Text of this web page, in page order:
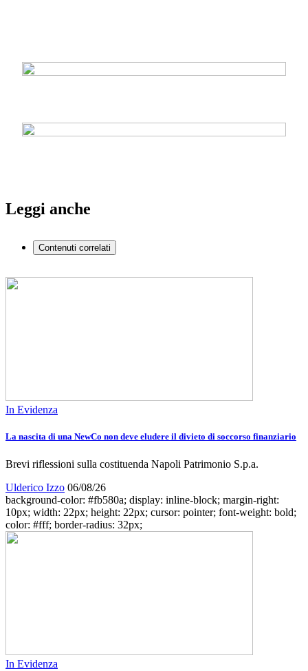
Leggi anche
Contenuti correlati
In Evidenza
La nascita di una NewCo non deve eludere il divieto di soccorso finanziario
Brevi riflessioni sulla costituenda Napoli Patrimonio S.p.a.
Ulderico Izzo 06/08/26
background-color: #fb580a; display: inline-block; margin-right:
10px; width: 22px; height: 22px; cursor: pointer; font-weight: bold;
color: #fff; border-radius: 32px;
In Evidenza